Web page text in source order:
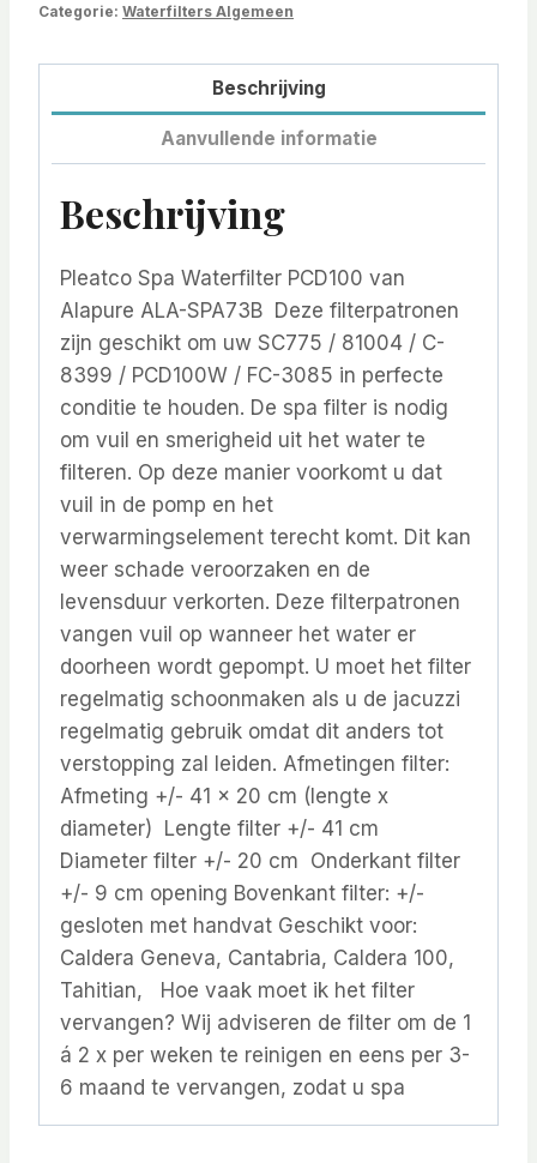
Categorie: Waterfilters Algemeen
Beschrijving
Aanvullende informatie
Beschrijving
Pleatco Spa Waterfilter PCD100 van
Alapure ALA-SPA73B Deze filterpatronen
zijn geschikt om uw SC775 / 81004 / C-
8399 / PCD100W / FC-3085 in perfecte
conditie te houden. De spa filter is nodig
om vuil en smerigheid uit het water te
filteren. Op deze manier voorkomt u dat
vuil in de pomp en het
verwarmingselement terecht komt. Dit kan
weer schade veroorzaken en de
levensduur verkorten. Deze filterpatronen
vangen vuil op wanneer het water er
doorheen wordt gepompt. U moet het filter
regelmatig schoonmaken als u de jacuzzi
regelmatig gebruik omdat dit anders tot
verstopping zal leiden. Afmetingen filter:
Afmeting +/- 41 x 20 cm (lengte x
diameter) Lengte filter +/- 41 cm
Diameter filter +/- 20 cm Onderkant filter
+/- 9 cm opening Bovenkant filter: +/-
gesloten met handvat Geschikt voor:
Caldera Geneva, Cantabria, Caldera 100,
Tahitian, Hoe vaak moet ik het filter
vervangen? Wij adviseren de filter om de 1
á 2 x per weken te reinigen en eens per 3-
6 maand te vervangen, zodat u spa